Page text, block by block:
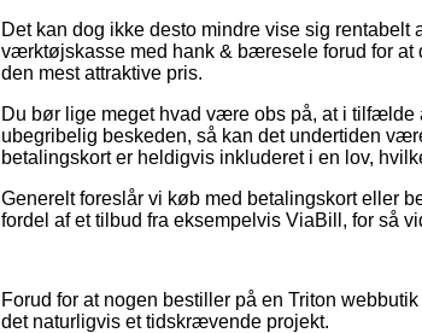
Det kan dog ikke desto mindre vise sig
værktøjskasse med hank & bæresele forud for at
den mest attraktive pris.
Du bør lige meget hvad være obs på, at i tilfælde
ubegribelig beskeden, så kan det undertiden
betalingskort er heldigvis inkluderet i en lov,
Generelt foreslår vi køb med betalingskort eller
fordel af et tilbud fra eksempelvis ViaBill, for så
Forud for at nogen bestiller på en Triton
det naturligvis et tidskrævende projekt.